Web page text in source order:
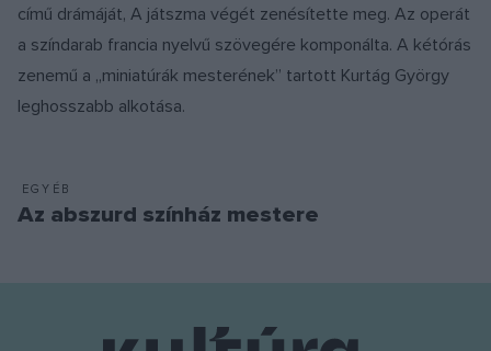
című drámáját, A játszma végét zenésítette meg. Az operát
a színdarab francia nyelvű szövegére komponálta. A kétórás
zenemű a „miniatúrák mesterének” tartott Kurtág György
leghosszabb alkotása.
EGYÉB
Az abszurd színház mestere